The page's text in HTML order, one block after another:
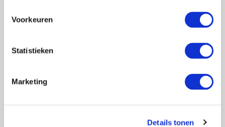
Voorkeuren
Statistieken
Marketing
Details tonen